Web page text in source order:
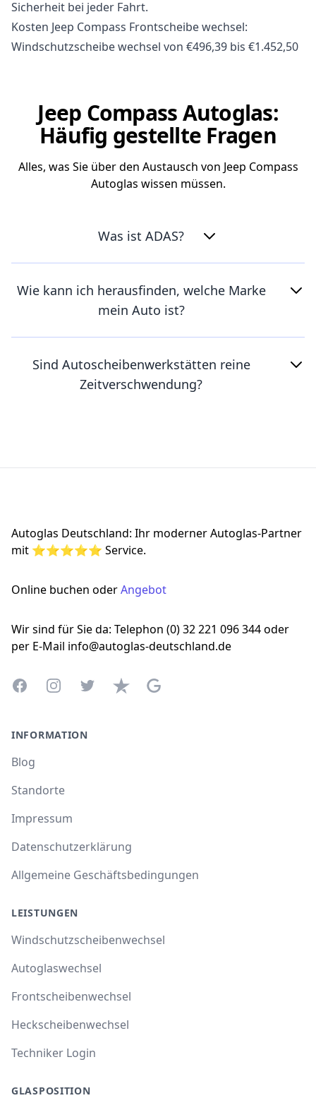
Sicherheit bei jeder Fahrt.
Kosten Jeep Compass Frontscheibe wechsel:
Windschutzscheibe wechsel von €496,39 bis €1.452,50
Jeep Compass Autoglas:
Häufig gestellte Fragen
Alles, was Sie über den Austausch von Jeep Compass
Autoglas wissen müssen.
Was ist ADAS?
Wie kann ich herausfinden, welche Marke
mein Auto ist?
Sind Autoscheibenwerkstätten reine
Zeitverschwendung?
Autoglas Deutschland: Ihr moderner Autoglas-Partner
mit ⭐⭐⭐⭐⭐ Service.
Online buchen oderAngebot
Wir sind für Sie da: Telephon (0) 32 221 096 344 oder
per E-Mail info@autoglas-deutschland.de
FacebookInstagramTwitterTrustpilotGoogle Business Profile
INFORMATION
Blog
Standorte
Impressum
Datenschutzerklärung
Allgemeine Geschäftsbedingungen
LEISTUNGEN
Windschutzscheibenwechsel
Autoglaswechsel
Frontscheibenwechsel
Heckscheibenwechsel
Techniker Login
GLASPOSITION